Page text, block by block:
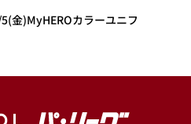
金)MyHEROカラーユニフ